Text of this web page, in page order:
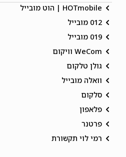
HOTmobile | הוט מובייל
012 מובייל
019 מובייל
WeCom וויקום
גולן טלקום
וואלה מובייל
סלקום
פלאפון
פרטנר
רמי לוי תקשורת